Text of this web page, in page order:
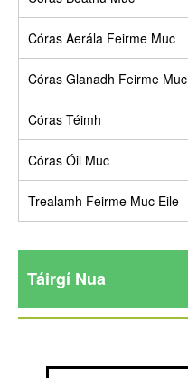
Córas Aerála Feirme Muc
Córas Glanadh Feirme Muc
Córas Téimh
Córas Óil Muc
Trealamh Feirme Muc Eile
Táirgí Nua